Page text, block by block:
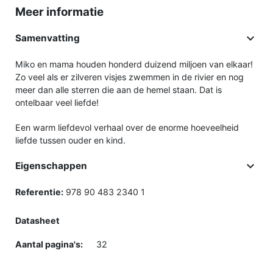
Meer informatie
Samenvatting 
Miko en mama houden honderd duizend miljoen van elkaar!
Zo veel als er zilveren visjes zwemmen in de rivier en nog
meer dan alle sterren die aan de hemel staan. Dat is
ontelbaar veel liefde!
Een warm liefdevol verhaal over de enorme hoeveelheid
liefde tussen ouder en kind.
Eigenschappen 
Referentie: 978 90 483 2340 1
Datasheet
Aantal pagina's: 32